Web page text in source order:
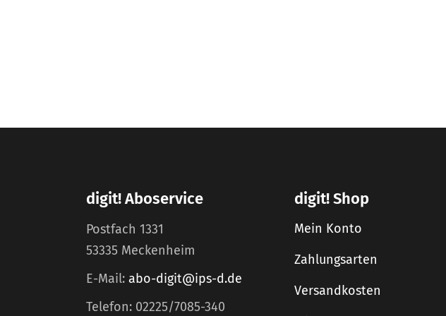
digit! Aboservice
Postfach 1331
53335 Meckenheim
E-Mail: abo-digit@ips-d.de
Telefon: 02225/7085-340
digit! Shop
Mein Konto
Zahlungsarten
Versandkosten